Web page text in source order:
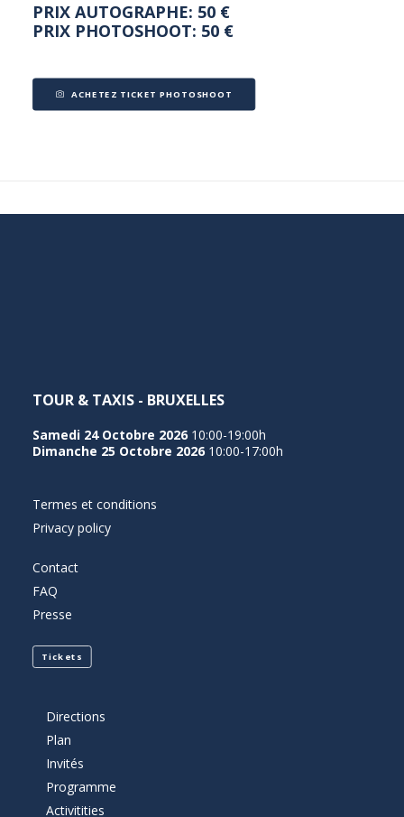
PRIX AUTOGRAPHE: 50 €
PRIX PHOTOSHOOT: 50 €
ACHETEZ TICKET PHOTOSHOOT
TOUR & TAXIS - BRUXELLES
Samedi 24 Octobre 2026 10:00-19:00h
Dimanche 25 Octobre 2026 10:00-17:00h
Termes et conditions
Privacy policy
Contact
FAQ
Presse
Tickets
Directions
Plan
Invités
Programme
Activitities